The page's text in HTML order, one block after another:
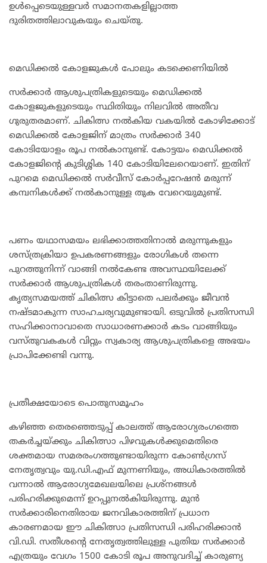
ഉൾപ്പെടെയുള്ളവർ സമാനതകളില്ലാത്ത
ദുരിതത്തിലാവുകയും ചെയ്തു.
മെഡിക്കൽ കോളജുകൾ പോലും കടക്കെണിയിൽ
സർക്കാർ ആശുപത്രികളുടെയും മെഡിക്കൽ
കോളജുകളുടെയും സ്ഥിതിയും നിലവിൽ അതീവ
ഗുരുതരമാണ്. ചികിത്സ നൽകിയ വകയിൽ കോഴിക്കോട്
മെഡിക്കൽ കോളജിന് മാത്രം സർക്കാർ 340
കോടിയോളം രൂപ നൽകാനുണ്ട്. കോട്ടയം മെഡിക്കൽ
കോളജിന്റെ കുടിശ്ശിക 140 കോടിയിലേറെയാണ്. ഇതിന്
പുറമെ മെഡിക്കൽ സർവീസ് കോർപ്പറേഷൻ മരുന്ന്
കമ്പനികൾക്ക് നൽകാനുള്ള തുക വേറെയുമുണ്ട്.
പണം യഥാസമയം ലഭിക്കാത്തതിനാൽ മരുന്നുകളും
ശസ്ത്രക്രിയാ ഉപകരണങ്ങളും രോഗികൾ തന്നെ
പുറത്തുനിന്ന് വാങ്ങി നൽകേണ്ട അവസ്ഥയിലേക്ക്
സർക്കാർ ആശുപത്രികൾ തരംതാണിരുന്നു.
കൃത്യസമയത്ത് ചികിത്സ കിട്ടാതെ പലർക്കും ജീവൻ
നഷ്ടമാകുന്ന സാഹചര്യവുമുണ്ടായി. ഒടുവിൽ പ്രതിസന്ധി
സഹിക്കാനാവാതെ സാധാരണക്കാർ കടം വാങ്ങിയും
വസ്തുവകകൾ വിറ്റും സ്വകാര്യ ആശുപത്രികളെ അഭയം
പ്രാപിക്കേണ്ടി വന്നു.
പ്രതീക്ഷയോടെ പൊതുസമൂഹം
കഴിഞ്ഞ തെരഞ്ഞെടുപ്പ് കാലത്ത് ആരോഗ്യരംഗത്തെ
തകർച്ചയ്ക്കും ചികിത്സാ പിഴവുകൾക്കുമെതിരെ
ശക്തമായ സമരരംഗത്തുണ്ടായിരുന്ന കോൺഗ്രസ്
നേതൃത്വവും യു.ഡി.എഫ് മുന്നണിയും, അധികാരത്തിൽ
വന്നാൽ ആരോഗ്യമേഖലയിലെ പ്രശ്നങ്ങൾ
പരിഹരിക്കുമെന്ന് ഉറപ്പുനൽകിയിരുന്നു. മുൻ
സർക്കാരിനെതിരായ ജനവികാരത്തിന് പ്രധാന
കാരണമായ ഈ ചികിത്സാ പ്രതിസന്ധി പരിഹരിക്കാൻ
വി.ഡി. സതീശന്റെ നേതൃത്വത്തിലുള്ള പുതിയ സർക്കാർ
എത്രയും വേഗം 1500 കോടി രൂപ അനുവദിച്ച് കാരുണ്യ